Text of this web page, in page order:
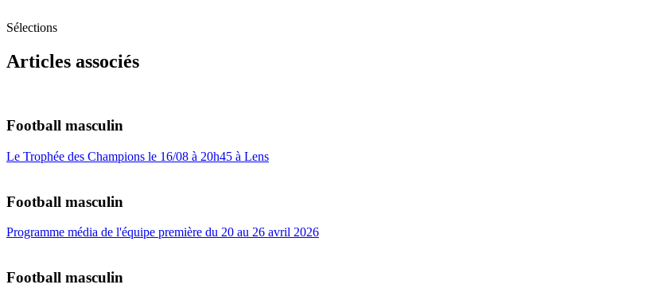
Sélections
Articles associés
Football masculin
Le Trophée des Champions le 16/08 à 20h45 à Lens
Football masculin
Programme média de l'équipe première du 20 au 26 avril 2026
Football masculin